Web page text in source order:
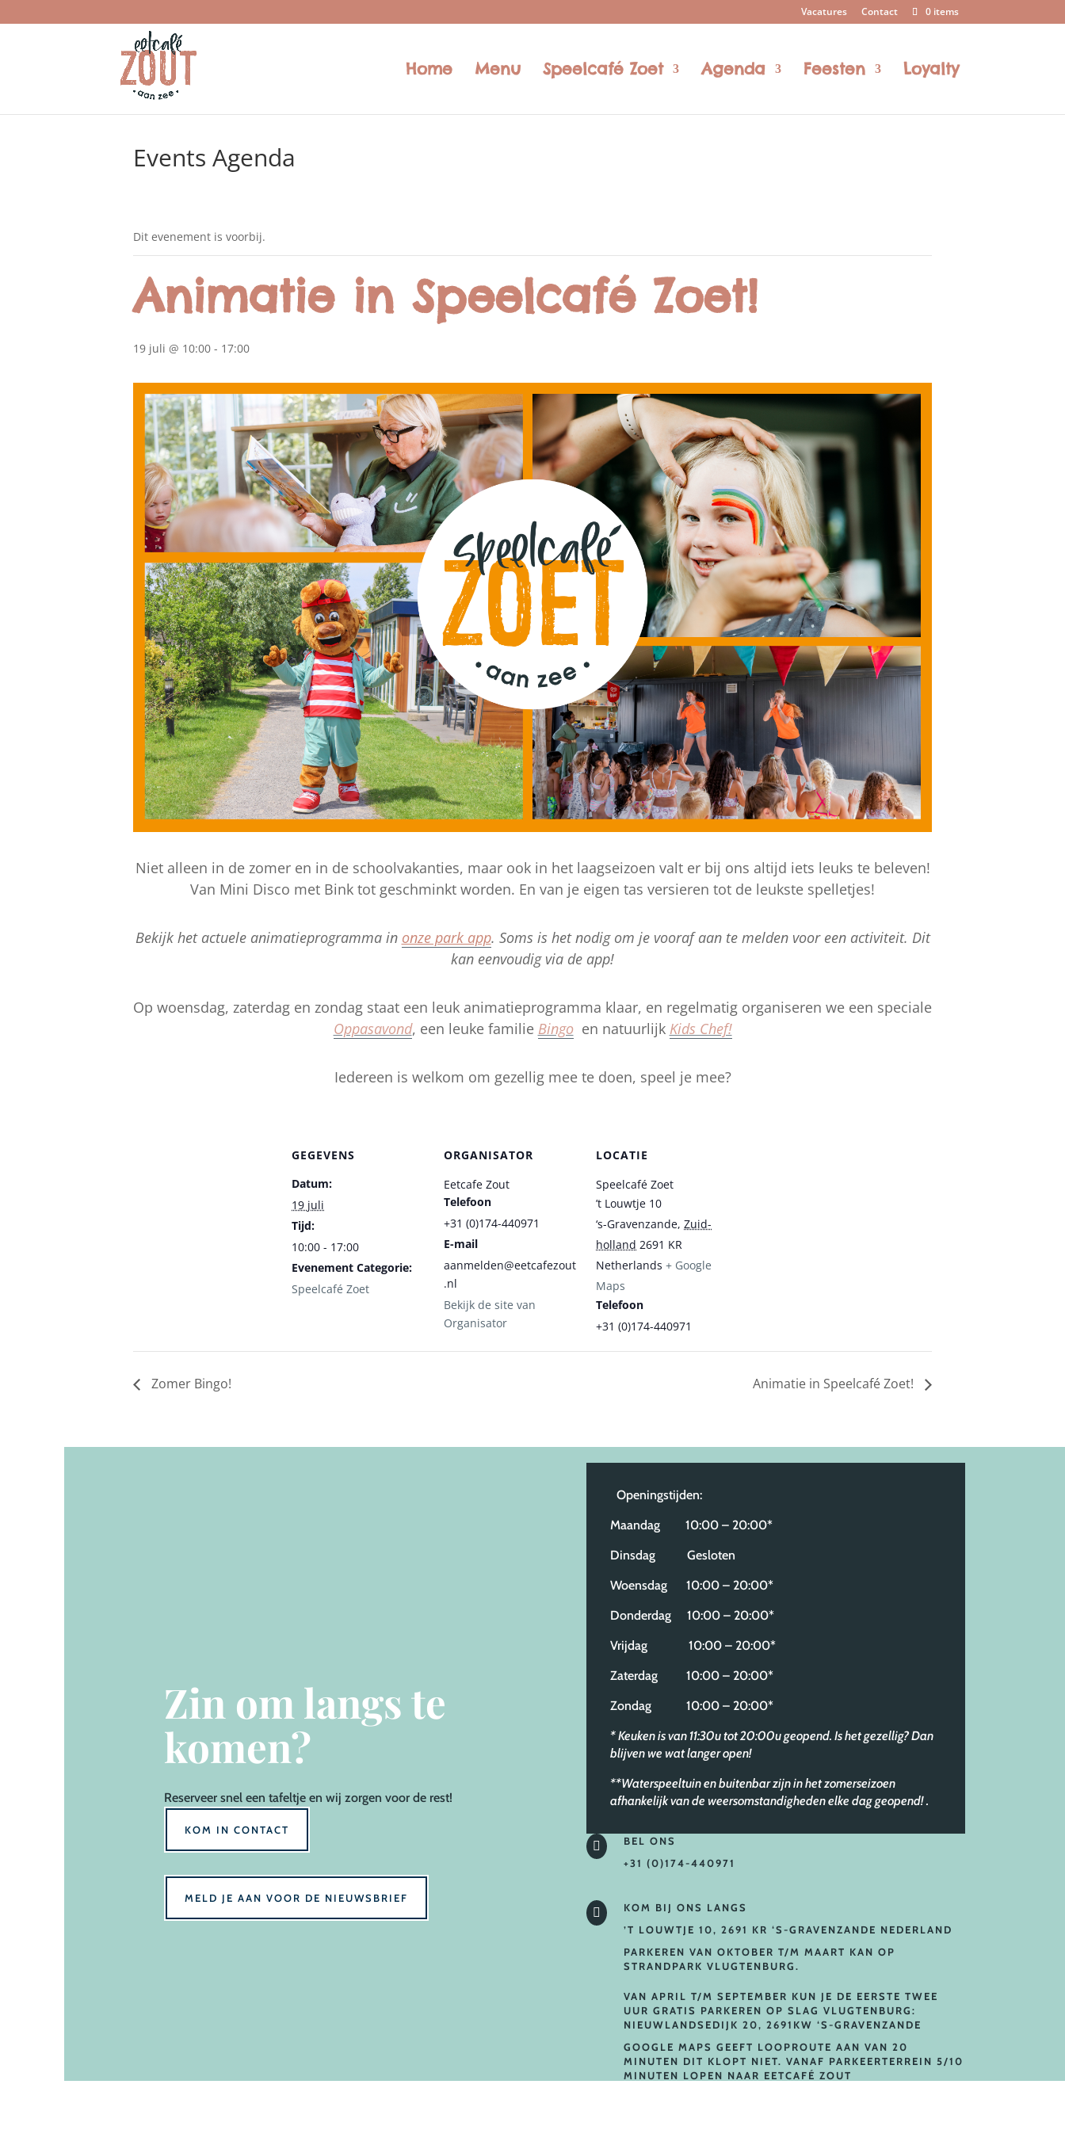
Vacatures Contact 0 items
Home Menu Speelcafé Zoet Agenda Feesten Loyalty
Events Agenda
Dit evenement is voorbij.
Animatie in Speelcafé Zoet!
19 juli @ 10:00 - 17:00
Niet alleen in de zomer en in de schoolvakanties, maar ook in het laagseizoen valt er bij ons altijd iets leuks te beleven!
Van Mini Disco met Bink tot geschminkt worden. En van je eigen tas versieren tot de leukste spelletjes!
Bekijk het actuele animatieprogramma in onze park app. Soms is het nodig om je vooraf aan te melden voor een activiteit. Dit
kan eenvoudig via de app!
Op woensdag, zaterdag en zondag staat een leuk animatieprogramma klaar, en regelmatig organiseren we een speciale
Oppasavond, een leuke familie Bingoen natuurlijk Kids Chef!
Iedereen is welkom om gezellig mee te doen, speel je mee?
GEGEVENS
Datum:
19 juli
Tijd:
10:00 - 17:00
Evenement Categorie:
Speelcafé Zoet
ORGANISATOR
Eetcafe Zout
Telefoon
+31 (0)174-440971
E-mail
aanmelden@eetcafezout
.nl
Bekijk de site van
Organisator
LOCATIE
Speelcafé Zoet
’t Louwtje 10
‘s-Gravenzande, Zuid-
holland 2691 KR
Netherlands + Google
Maps
Telefoon
+31 (0)174-440971
Zomer Bingo! Animatie in Speelcafé Zoet!
Zin om langs te
komen?
Reserveer snel een tafeltje en wij zorgen voor de rest!
KOM IN CONTACT
MELD JE AAN VOOR DE NIEUWSBRIEF
Openingstijden:
Maandag 10:00 – 20:00*
Dinsdag Gesloten
Woensdag 10:00 – 20:00*
Donderdag 10:00 – 20:00*
Vrijdag 10:00 – 20:00*
Zaterdag 10:00 – 20:00*
Zondag 10:00 – 20:00*
* Keuken is van 11:30u tot 20:00u geopend. Is het gezellig? Dan
blijven we wat langer open!
**Waterspeeltuin en buitenbar zijn in het zomerseizoen
afhankelijk van de weersomstandigheden elke dag geopend! .

BEL ONS
+31 (0)174-440971

KOM BIJ ONS LANGS
’T LOUWTJE 10, 2691 KR ‘S-GRAVENZANDE NEDERLAND
PARKEREN VAN OKTOBER T/M MAART KAN OP
STRANDPARK VLUGTENBURG.
VAN APRIL T/M SEPTEMBER KUN JE DE EERSTE TWEE
UUR GRATIS PARKEREN OP SLAG VLUGTENBURG:
NIEUWLANDSEDIJK 20, 2691KW ‘S-GRAVENZANDE
GOOGLE MAPS GEEFT LOOPROUTE AAN VAN 20
MINUTEN DIT KLOPT NIET. VANAF PARKEERTERREIN 5/10
MINUTEN LOPEN NAAR EETCAFÉ ZOUT